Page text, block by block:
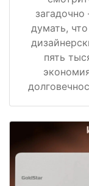
думать,
пять